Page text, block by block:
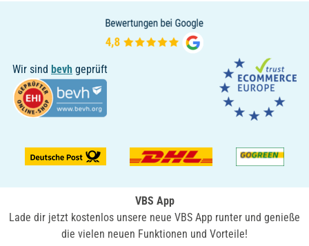
Wir sind bevh geprüft
VBS App
Lade dir jetzt kostenlos unsere neue VBS App runter und genieße
die vielen neuen Funktionen und Vorteile!